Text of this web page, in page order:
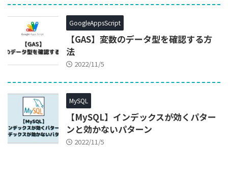
GoogleAppsScript
【GAS】変数のデータ型を確認する方
法
2022/11/5
MySQL
【MySQL】インデックスが効くパター
ンと効かないパターン
2022/11/5